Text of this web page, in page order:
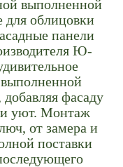
выполненной
для облицовки
панели
Ю-
фасаду
уют. Монтаж
от замера и
поставки